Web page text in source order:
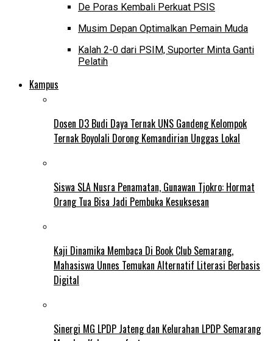
De Poras Kembali Perkuat PSIS
Musim Depan Optimalkan Pemain Muda
Kalah 2-0 dari PSIM, Suporter Minta Ganti
Pelatih
Kampus
Dosen D3 Budi Daya Ternak UNS Gandeng Kelompok
Ternak Boyolali Dorong Kemandirian Unggas Lokal
Siswa SLA Nusra Penamatan, Gunawan Tjokro: Hormat
Orang Tua Bisa Jadi Pembuka Kesuksesan
Kaji Dinamika Membaca Di Book Club Semarang,
Mahasiswa Unnes Temukan Alternatif Literasi Berbasis
Digital
Sinergi MG LPDP Jateng dan Kelurahan LPDP Semarang